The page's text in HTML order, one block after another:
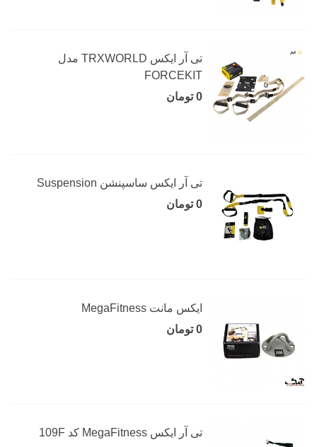
تی آر ایکس TRXWORLD مدل
FORCEKIT
0 تومان
تی آر ایکس ساسپنشن Suspension
0 تومان
ایکس مانت MegaFitness
0 تومان
تی آر ایکس MegaFitness کد 109F